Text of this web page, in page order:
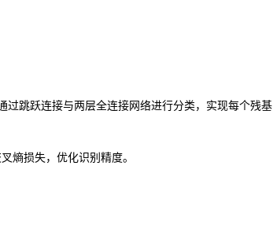
过跳跃连接与两层全连接网络进行分类，实现每个残基
熵损失，优化识别精度。